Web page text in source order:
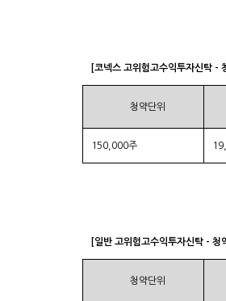
[코넥스 고위험고수익투자신탁 -
청약단위
150,000주
[일반 고위험고수익투자신탁 - 청
청약단위